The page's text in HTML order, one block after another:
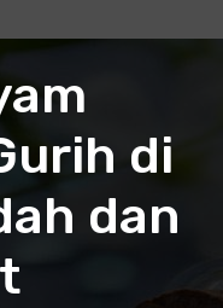
di
dan